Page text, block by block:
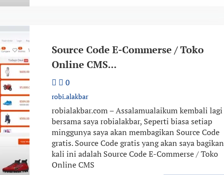
Source Code E-Commerse / Toko
Online CMS...
0
robi.alakbar
robialakbar.com – Assalamualaikum kembali lagi
bersama saya robialakbar, Seperti biasa setiap
minggunya saya akan membagikan Source Code
gratis. Source Code gratis yang akan saya bagikan
kali ini adalah Source Code E-Commerse / Toko
Online CMS